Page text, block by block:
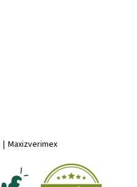
| Maxizverimex